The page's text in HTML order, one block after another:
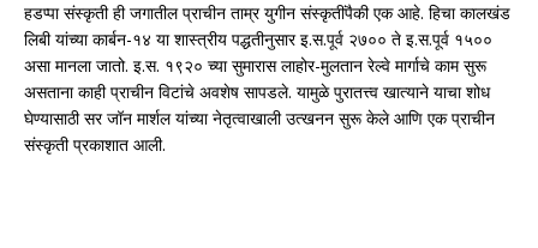
हडप्पा संस्कृती ही जगातील प्राचीन ताम्र युगीन संस्कृतींपैकी एक आहे. हिचा कालखंड
लिबी यांच्या कार्बन-१४ या शास्त्रीय पद्धतीनुसार इ.स.पूर्व २७०० ते इ.स.पूर्व १५००
असा मानला जातो. इ.स. १९२० च्या सुमारास लाहोर-मुलतान रेल्वे मार्गाचे काम सुरू
असताना काही प्राचीन विटांचे अवशेष सापडले. यामुळे पुरातत्त्व खात्याने याचा शोध
घेण्यासाठी सर जॉन मार्शल यांच्या नेतृत्वाखाली उत्खनन सुरू केले आणि एक प्राचीन
संस्कृती प्रकाशात आली.